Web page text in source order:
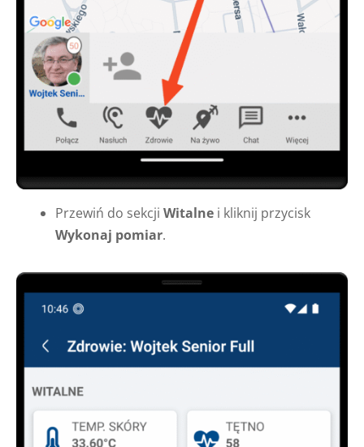
Przewiń do sekcji Witalne i kliknij przycisk
Wykonaj pomiar.